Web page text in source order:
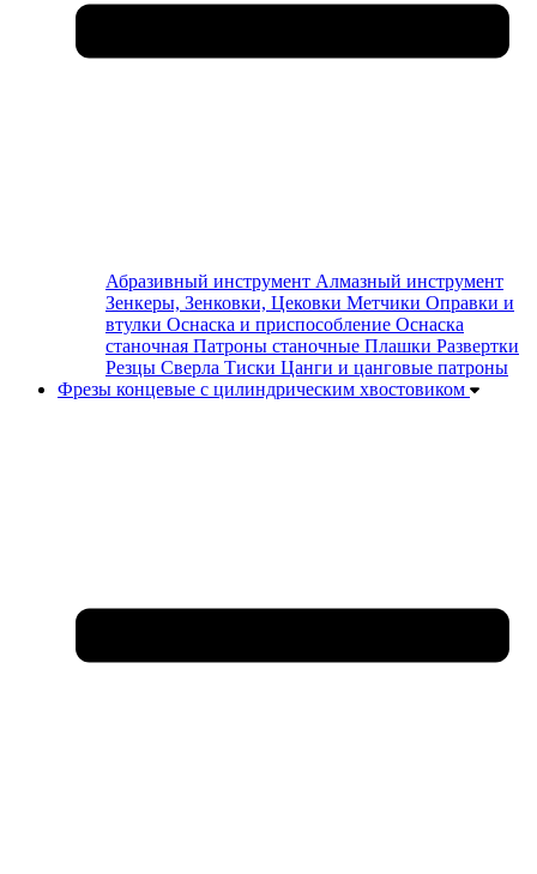
Абразивный инструмент Алмазный инструмент
Зенкеры, Зенковки, Цековки Метчики Оправки и
втулки Оснаска и приспособление Оснаска
станочная Патроны станочные Плашки Развертки
Резцы Сверла Тиски Цанги и цанговые патроны
Фрезы концевые с цилиндрическим хвостовиком